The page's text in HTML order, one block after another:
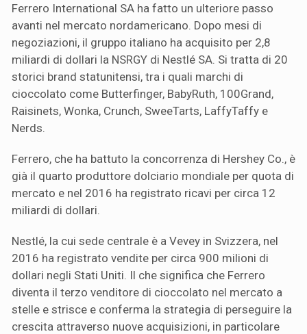
Ferrero International SA ha fatto un ulteriore passo
avanti nel mercato nordamericano. Dopo mesi di
negoziazioni, il gruppo italiano ha acquisito per 2,8
miliardi di dollari la NSRGY di Nestlé SA. Si tratta di 20
storici brand statunitensi, tra i quali marchi di
cioccolato come Butterfinger, BabyRuth, 100Grand,
Raisinets, Wonka, Crunch, SweeTarts, LaffyTaffy e
Nerds.
Ferrero, che ha battuto la concorrenza di Hershey Co., è
già il quarto produttore dolciario mondiale per quota di
mercato e nel 2016 ha registrato ricavi per circa 12
miliardi di dollari.
Nestlé, la cui sede centrale è a Vevey in Svizzera, nel
2016 ha registrato vendite per circa 900 milioni di
dollari negli Stati Uniti. Il che significa che Ferrero
diventa il terzo venditore di cioccolato nel mercato a
stelle e strisce e conferma la strategia di perseguire la
crescita attraverso nuove acquisizioni, in particolare